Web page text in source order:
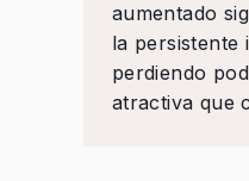
aumentado
la persistente
perdiendo
atractiva que